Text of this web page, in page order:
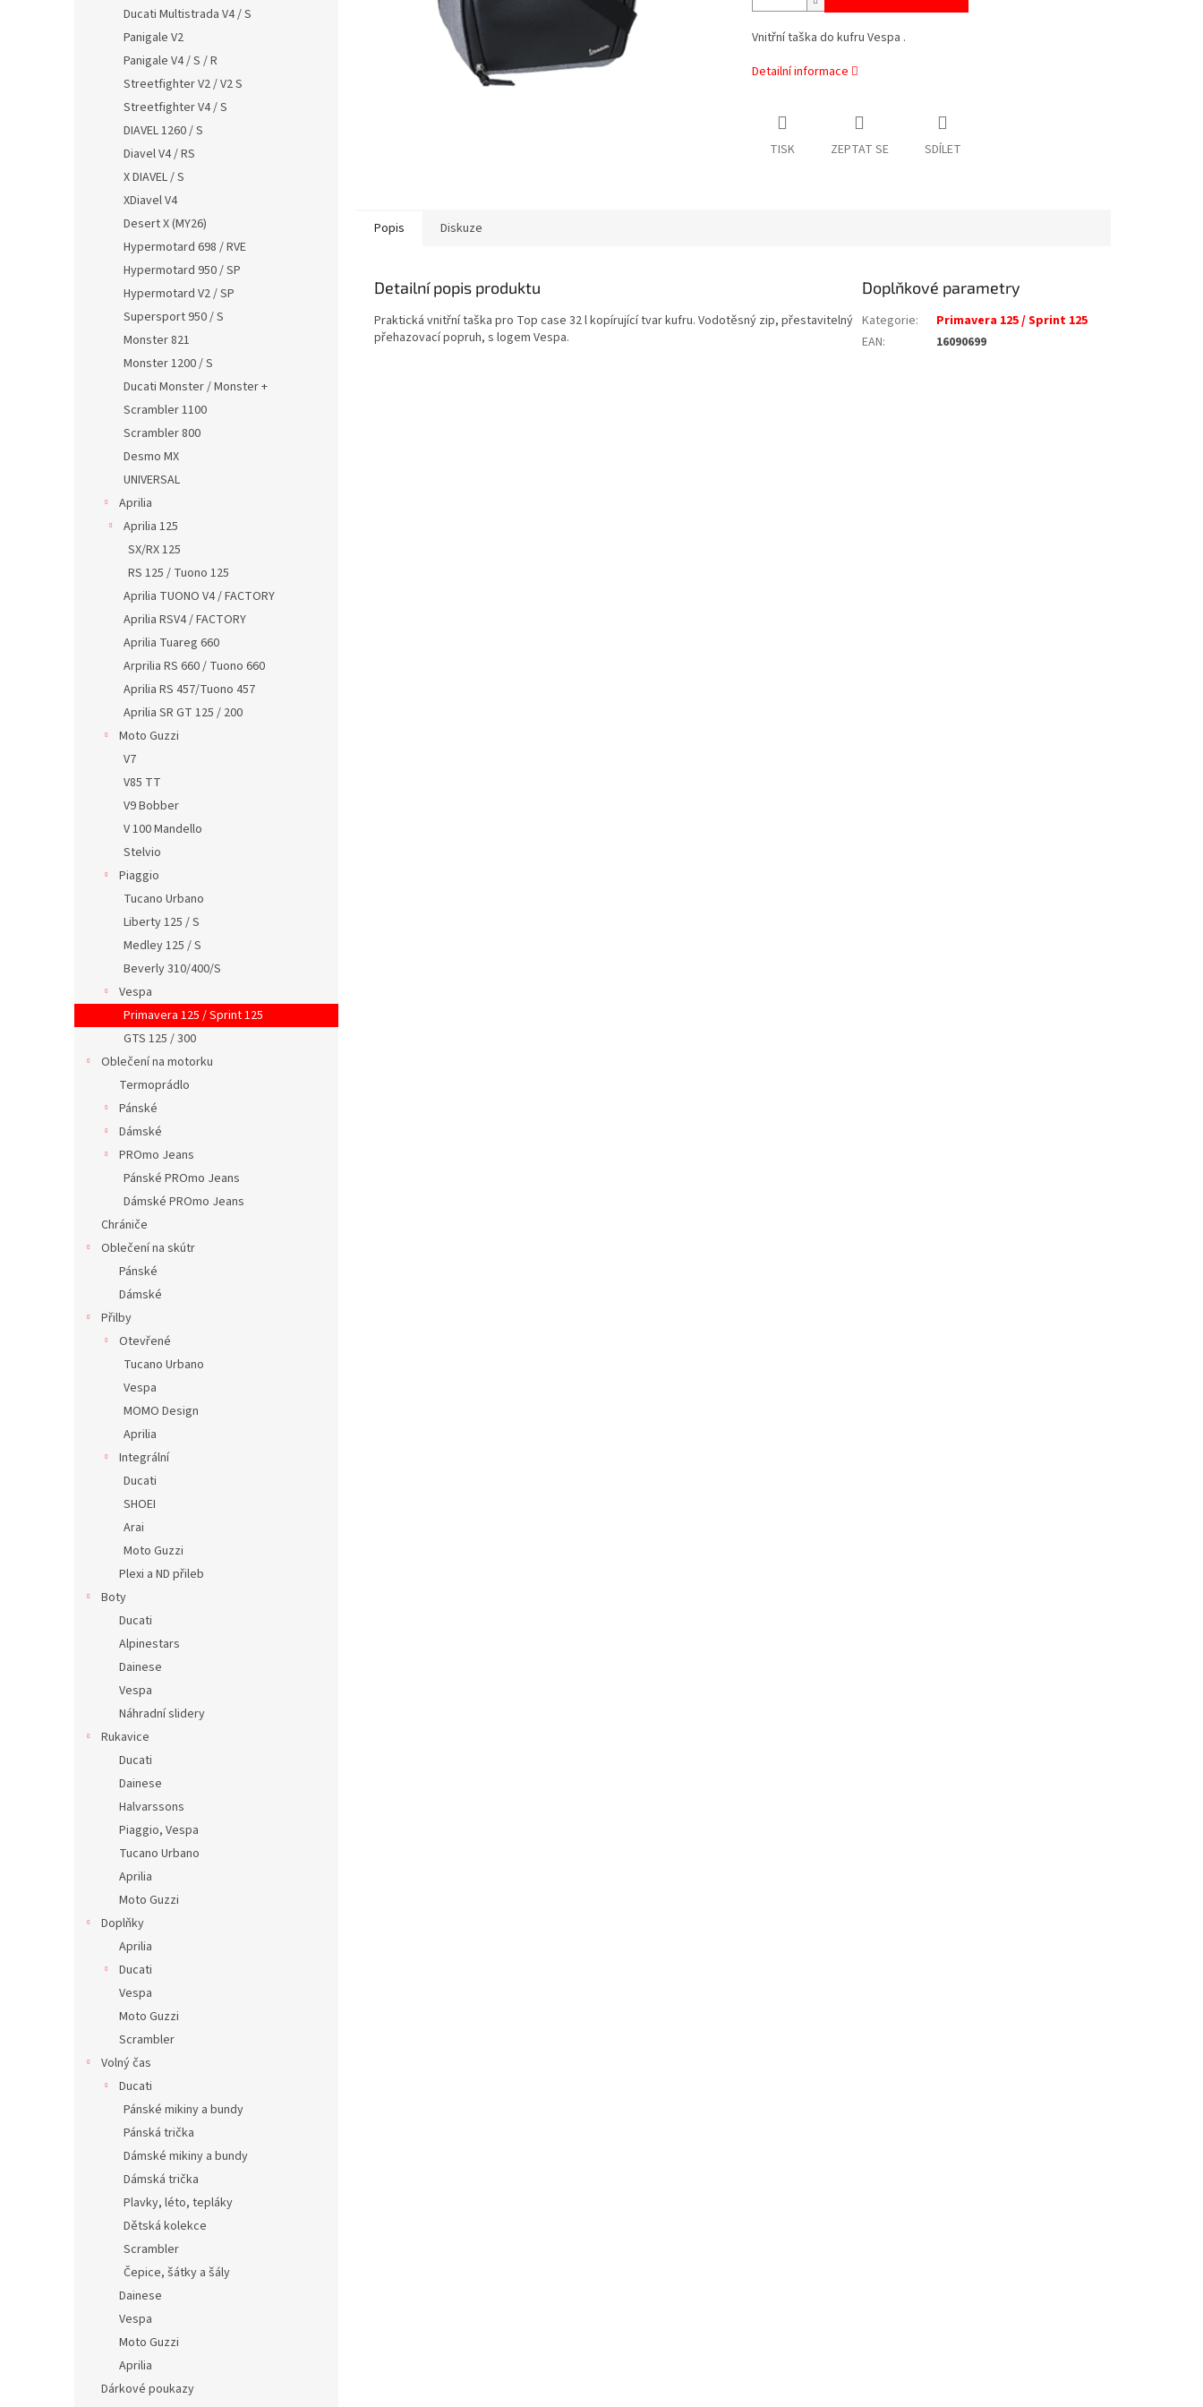
Ducati Multistrada V4 / S
Panigale V2
Panigale V4 / S / R
Streetfighter V2 / V2 S
Streetfighter V4 / S
DIAVEL 1260 / S
Diavel V4 / RS
X DIAVEL / S
XDiavel V4
Desert X (MY26)
Hypermotard 698 / RVE
Hypermotard 950 / SP
Hypermotard V2 / SP
Supersport 950 / S
Monster 821
Monster 1200 / S
Ducati Monster / Monster +
Scrambler 1100
Scrambler 800
Desmo MX
UNIVERSAL
Aprilia
Aprilia 125
SX/RX 125
RS 125 / Tuono 125
Aprilia TUONO V4 / FACTORY
Aprilia RSV4 / FACTORY
Aprilia Tuareg 660
Arprilia RS 660 / Tuono 660
Aprilia RS 457/Tuono 457
Aprilia SR GT 125 / 200
Moto Guzzi
V7
V85 TT
V9 Bobber
V 100 Mandello
Stelvio
Piaggio
Tucano Urbano
Liberty 125 / S
Medley 125 / S
Beverly 310/400/S
Vespa
Primavera 125 / Sprint 125
GTS 125 / 300
Oblečení na motorku
Termoprádlo
Pánské
Dámské
PROmo Jeans
Pánské PROmo Jeans
Dámské PROmo Jeans
Chrániče
Oblečení na skútr
Pánské
Dámské
Přilby
Otevřené
Tucano Urbano
Vespa
MOMO Design
Aprilia
Integrální
Ducati
SHOEI
Arai
Moto Guzzi
Plexi a ND přileb
Boty
Ducati
Alpinestars
Dainese
Vespa
Náhradní slidery
Rukavice
Ducati
Dainese
Halvarssons
Piaggio, Vespa
Tucano Urbano
Aprilia
Moto Guzzi
Doplňky
Aprilia
Ducati
Vespa
Moto Guzzi
Scrambler
Volný čas
Ducati
Pánské mikiny a bundy
Pánská trička
Dámské mikiny a bundy
Dámská trička
Plavky, léto, tepláky
Dětská kolekce
Scrambler
Čepice, šátky a šály
Dainese
Vespa
Moto Guzzi
Aprilia
Dárkové poukazy
Vnitřní taška do kufru Vespa .
Detailní informace
TISK ZEPTAT SE SDÍLET
Popis Diskuze
Detailní popis produktu
Praktická vnitřní taška pro Top case 32 l kopírující tvar kufru. Vodotěsný zip, přestavitelný
přehazovací popruh, s logem Vespa.
Doplňkové parametry
Kategorie:
Primavera 125 / Sprint 125
EAN: 16090699